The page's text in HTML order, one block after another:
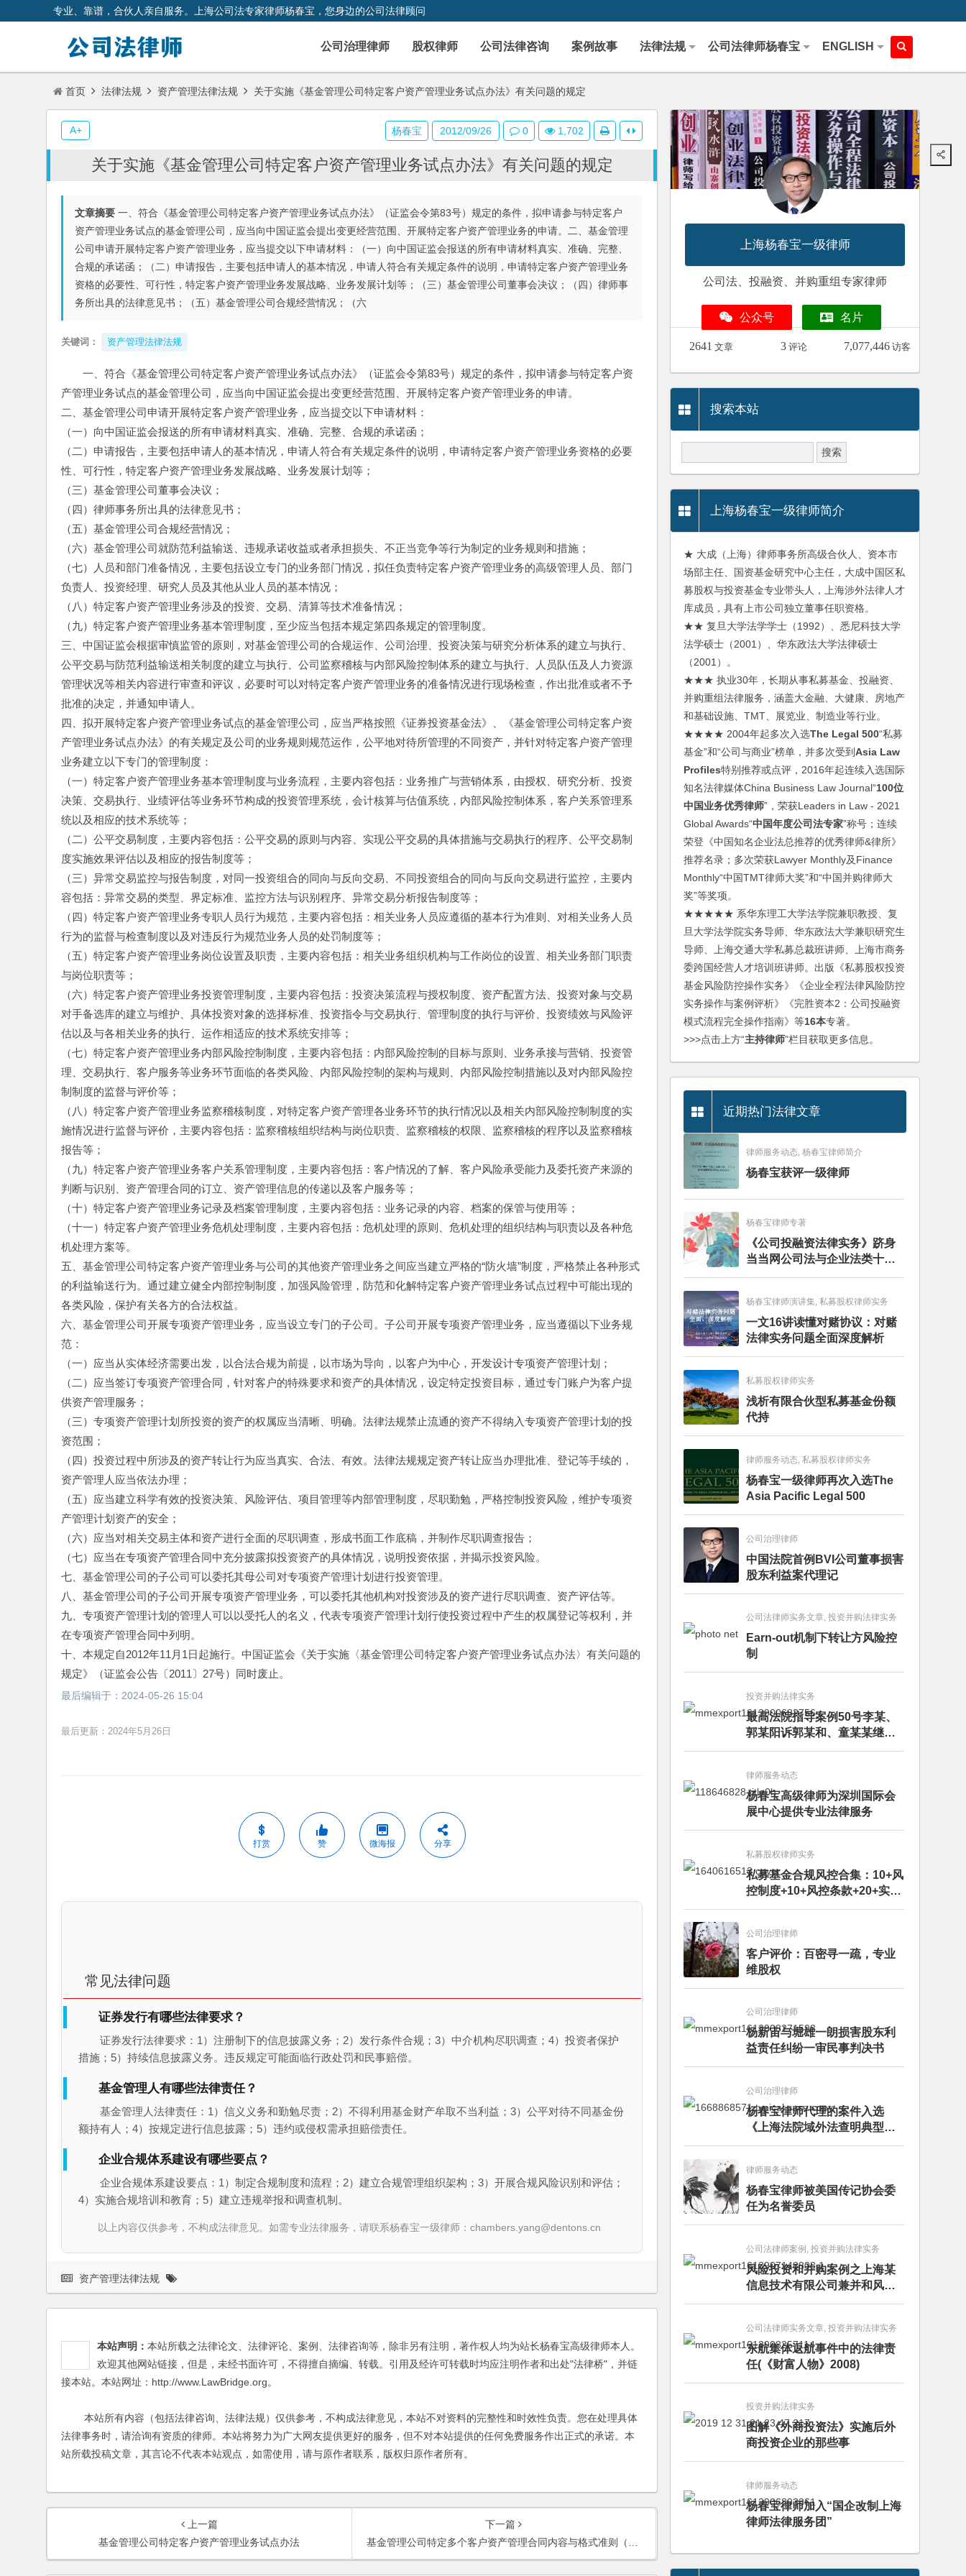
专业、靠谱，合伙人亲自服务。上海公司法专家律师杨春宝，您身边的公司法律顾问
公司治理律师 股权律师 公司法律咨询 案例故事 法律法规 公司法律师杨春宝 ENGLISH
首页 法律法规 资产管理法律法规 关于实施《基金管理公司特定客户资产管理业务试点办法》有关问题的规定
关于实施《基金管理公司特定客户资产管理业务试点办法》有关问题的规定
文章摘要 一、符合《基金管理公司特定客户资产管理业务试点办法》（证监会令第83号）规定的条件，拟申请参与特定客户
资产管理业务试点的基金管理公司，应当向中国证监会提出变更经营范围、开展特定客户资产管理业务的申请。二、基金管理
公司申请开展特定客户资产管理业务，应当提交以下申请材料：（一）向中国证监会报送的所有申请材料真实、准确、完整、
合规的承诺函；（二）申请报告，主要包括申请人的基本情况，申请人符合有关规定条件的说明，申请特定客户资产管理业务
资格的必要性、可行性，特定客户资产管理业务发展战略、业务发展计划等；（三）基金管理公司董事会决议；（四）律师事
务所出具的法律意见书；（五）基金管理公司合规经营情况；（六
关键词： 资产管理法律法规
一、符合《基金管理公司特定客户资产管理业务试点办法》（证监会令第83号）规定的条件，拟申请参与特定客户资
产管理业务试点的基金管理公司，应当向中国证监会提出变更经营范围、开展特定客户资产管理业务的申请。
二、基金管理公司申请开展特定客户资产管理业务，应当提交以下申请材料：
（一）向中国证监会报送的所有申请材料真实、准确、完整、合规的承诺函；
（二）申请报告，主要包括申请人的基本情况，申请人符合有关规定条件的说明，申请特定客户资产管理业务资格的必要
性、可行性，特定客户资产管理业务发展战略、业务发展计划等；
（三）基金管理公司董事会决议；
（四）律师事务所出具的法律意见书；
（五）基金管理公司合规经营情况；
（六）基金管理公司就防范利益输送、违规承诺收益或者承担损失、不正当竞争等行为制定的业务规则和措施；
（七）人员和部门准备情况，主要包括设立专门的业务部门情况，拟任负责特定客户资产管理业务的高级管理人员、部门
负责人、投资经理、研究人员及其他从业人员的基本情况；
（八）特定客户资产管理业务涉及的投资、交易、清算等技术准备情况；
（九）特定客户资产管理业务基本管理制度，至少应当包括本规定第四条规定的管理制度。
三、中国证监会根据审慎监管的原则，对基金管理公司的合规运作、公司治理、投资决策与研究分析体系的建立与执行、
公平交易与防范利益输送相关制度的建立与执行、公司监察稽核与内部风险控制体系的建立与执行、人员队伍及人力资源
管理状况等相关内容进行审查和评议，必要时可以对特定客户资产管理业务的准备情况进行现场检查，作出批准或者不予
批准的决定，并通知申请人。
四、拟开展特定客户资产管理业务试点的基金管理公司，应当严格按照《证券投资基金法》、《基金管理公司特定客户资
产管理业务试点办法》的有关规定及公司的业务规则规范运作，公平地对待所管理的不同资产，并针对特定客户资产管理
业务建立以下专门的管理制度：
（一）特定客户资产管理业务基本管理制度与业务流程，主要内容包括：业务推广与营销体系，由授权、研究分析、投资
决策、交易执行、业绩评估等业务环节构成的投资管理系统，会计核算与估值系统，内部风险控制体系，客户关系管理系
统以及相应的技术系统等；
（二）公平交易制度，主要内容包括：公平交易的原则与内容、实现公平交易的具体措施与交易执行的程序、公平交易制
度实施效果评估以及相应的报告制度等；
（三）异常交易监控与报告制度，对同一投资组合的同向与反向交易、不同投资组合的同向与反向交易进行监控，主要内
容包括：异常交易的类型、界定标准、监控方法与识别程序、异常交易分析报告制度等；
（四）特定客户资产管理业务专职人员行为规范，主要内容包括：相关业务人员应遵循的基本行为准则、对相关业务人员
行为的监督与检查制度以及对违反行为规范业务人员的处罚制度等；
（五）特定客户资产管理业务岗位设置及职责，主要内容包括：相关业务组织机构与工作岗位的设置、相关业务部门职责
与岗位职责等；
（六）特定客户资产管理业务投资管理制度，主要内容包括：投资决策流程与授权制度、资产配置方法、投资对象与交易
对手备选库的建立与维护、具体投资对象的选择标准、投资指令与交易执行、管理制度的执行与评价、投资绩效与风险评
估以及与各相关业务的执行、运作相适应的技术系统安排等；
（七）特定客户资产管理业务内部风险控制制度，主要内容包括：内部风险控制的目标与原则、业务承接与营销、投资管
理、交易执行、客户服务等业务环节面临的各类风险、内部风险控制的架构与规则、内部风险控制措施以及对内部风险控
制制度的监督与评价等；
（八）特定客户资产管理业务监察稽核制度，对特定客户资产管理各业务环节的执行情况以及相关内部风险控制制度的实
施情况进行监督与评价，主要内容包括：监察稽核组织结构与岗位职责、监察稽核的权限、监察稽核的程序以及监察稽核
报告等；
（九）特定客户资产管理业务客户关系管理制度，主要内容包括：客户情况的了解、客户风险承受能力及委托资产来源的
判断与识别、资产管理合同的订立、资产管理信息的传递以及客户服务等；
（十）特定客户资产管理业务记录及档案管理制度，主要内容包括：业务记录的内容、档案的保管与使用等；
（十一）特定客户资产管理业务危机处理制度，主要内容包括：危机处理的原则、危机处理的组织结构与职责以及各种危
机处理方案等。
五、基金管理公司特定客户资产管理业务与公司的其他资产管理业务之间应当建立严格的“防火墙”制度，严格禁止各种形式
的利益输送行为。通过建立健全内部控制制度，加强风险管理，防范和化解特定客户资产管理业务试点过程中可能出现的
各类风险，保护有关各方的合法权益。
六、基金管理公司开展专项资产管理业务，应当设立专门的子公司。子公司开展专项资产管理业务，应当遵循以下业务规
范：
（一）应当从实体经济需要出发，以合法合规为前提，以市场为导向，以客户为中心，开发设计专项资产管理计划；
（二）应当签订专项资产管理合同，针对客户的特殊要求和资产的具体情况，设定特定投资目标，通过专门账户为客户提
供资产管理服务；
（三）专项资产管理计划所投资的资产的权属应当清晰、明确。法律法规禁止流通的资产不得纳入专项资产管理计划的投
资范围；
（四）投资过程中所涉及的资产转让行为应当真实、合法、有效。法律法规规定资产转让应当办理批准、登记等手续的，
资产管理人应当依法办理；
（五）应当建立科学有效的投资决策、风险评估、项目管理等内部管理制度，尽职勤勉，严格控制投资风险，维护专项资
产管理计划资产的安全；
（六）应当对相关交易主体和资产进行全面的尽职调查，形成书面工作底稿，并制作尽职调查报告；
（七）应当在专项资产管理合同中充分披露拟投资资产的具体情况，说明投资依据，并揭示投资风险。
七、基金管理公司的子公司可以委托其母公司对专项资产管理计划进行投资管理。
八、基金管理公司的子公司开展专项资产管理业务，可以委托其他机构对投资涉及的资产进行尽职调查、资产评估等。
九、专项资产管理计划的管理人可以以受托人的名义，代表专项资产管理计划行使投资过程中产生的权属登记等权利，并
在专项资产管理合同中列明。
十、本规定自2012年11月1日起施行。中国证监会《关于实施〈基金管理公司特定客户资产管理业务试点办法〉有关问题的
规定》（证监会公告〔2011〕27号）同时废止。
最后编辑于： 2024-05-26 15:04
最后更新：2024年5月26日
打赏 赞 微海报 分享
常见法律问题
证券发行有哪些法律要求？
证券发行法律要求：1）注册制下的信息披露义务；2）发行条件合规；3）中介机构尽职调查；4）投资者保护
措施；5）持续信息披露义务。违反规定可能面临行政处罚和民事赔偿。
基金管理人有哪些法律责任？
基金管理人法律责任：1）信义义务和勤勉尽责；2）不得利用基金财产牟取不当利益；3）公平对待不同基金份
额持有人；4）按规定进行信息披露；5）违约或侵权需承担赔偿责任。
企业合规体系建设有哪些要点？
企业合规体系建设要点：1）制定合规制度和流程；2）建立合规管理组织架构；3）开展合规风险识别和评估；
4）实施合规培训和教育；5）建立违规举报和调查机制。
以上内容仅供参考，不构成法律意见。如需专业法律服务，请联系杨春宝一级律师：chambers.yang@dentons.cn
杨春宝 2012/09/26 0 1,702
A+
资产管理法律法规
本站声明： 本站所载之法律论文、法律评论、案例、法律咨询等，除非另有注明，著作权人均为站长杨春宝高级律师本人。
欢迎其他网站链接，但是，未经书面许可，不得擅自摘编、转载。引用及经许可转载时均应注明作者和出处"法律桥"，并链
接本站。本站网址：http://www.LawBridge.org。
本站所有内容（包括法律咨询、法律法规）仅供参考，不构成法律意见，本站不对资料的完整性和时效性负责。您在处理具体
法律事务时，请洽询有资质的律师。本站将努力为广大网友提供更好的服务，但不对本站提供的任何免费服务作出正式的承诺。本
站所载投稿文章，其言论不代表本站观点，如需使用，请与原作者联系，版权归原作者所有。
上一篇
基金管理公司特定客户资产管理业务试点办法
下一篇
基金管理公司特定多个客户资产管理合同内容与格式准则（2012年修订）
上海杨春宝一级律师
公司法、投融资、并购重组专家律师
公众号 名片
2641 文章 3 评论 7,077,446 访客
搜索本站
上海杨春宝一级律师简介
★ 大成（上海）律师事务所高级合伙人、资本市
场部主任、国资基金研究中心主任，大成中国区私
募股权与投资基金专业带头人，上海涉外法律人才
库成员，具有上市公司独立董事任职资格。
★★ 复旦大学法学学士（1992）、悉尼科技大学
法学硕士（2001）、华东政法大学法律硕士
（2001）。
★★★ 执业30年，长期从事私募基金、投融资、
并购重组法律服务，涵盖大金融、大健康、房地产
和基础设施、TMT、展览业、制造业等行业。
★★★★ 2004年起多次入选The Legal 500“私募
基金”和“公司与商业”榜单，并多次受到Asia Law
Profiles特别推荐或点评，2016年起连续入选国际
知名法律媒体China Business Law Journal“100位
中国业务优秀律师”，荣获Leaders in Law - 2021
Global Awards“中国年度公司法专家”称号；连续
荣登《中国知名企业法总推荐的优秀律师&律所》
推荐名录；多次荣获Lawyer Monthly及Finance
Monthly“中国TMT律师大奖”和“中国并购律师大
奖”等奖项。
★★★★★ 系华东理工大学法学院兼职教授、复
旦大学法学院实务导师、华东政法大学兼职研究生
导师、上海交通大学私募总裁班讲师、上海市商务
委跨国经营人才培训班讲师。出版《私募股权投资
基金风险防控操作实务》《企业全程法律风险防控
实务操作与案例评析》《完胜资本2：公司投融资
模式流程完全操作指南》等16本专著。
>>>点击上方“主持律师”栏目获取更多信息。
近期热门法律文章
律师服务动态, 杨春宝律师简介
杨春宝获评一级律师
杨春宝律师专著
《公司投融资法律实务》跻身
当当网公司法与企业法类十大
畅销图书榜
杨春宝律师演讲集, 私募股权律师实务
一文16讲读懂对赌协议：对赌
法律实务问题全面深度解析
私募股权律师实务
浅析有限合伙型私募基金份额
代持
律师服务动态, 私募股权律师实务
杨春宝一级律师再次入选The
Asia Pacific Legal 500
公司治理律师
中国法院首例BVI公司董事损害
股东利益案代理记
公司法律师实务文章, 投资并购法律实务
Earn-out机制下转让方风险控
制
投资并购法律实务
最高法院指导案例50号李某、
郭某阳诉郭某和、童某某继承
纠纷案
律师服务动态
杨春宝高级律师为深圳国际会
展中心提供专业法律服务
私募股权律师实务
私募基金合规风控合集：10+风
控制度+10+风控条款+20+实务
文章+每月动态
公司治理律师
客户评价：百密寻一疏，专业
维股权
公司治理律师
杨新宙与堀雄一朗损害股东利
益责任纠纷一审民事判决书
公司治理律师
杨春宝律师代理的案件入选
《上海法院域外法查明典型案
例》
律师服务动态
杨春宝律师被美国传记协会委
任为名誉委员
公司法律师案例, 投资并购法律实务
风险投资和并购案例之上海某
信息技术有限公司兼并和风险
投资服务
公司法律师实务文章, 投资并购法律实务
东航集体返航事件中的法律责
任(《财富人物》2008)
投资并购法律实务
图解《外商投资法》实施后外
商投资企业的那些事
律师服务动态
杨春宝律师加入“国企改制上海
律师法律服务团”